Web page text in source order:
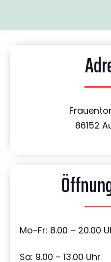
86152
Mo-Fr: 8.00 – 20.00
Sa: 9.00 – 13.00 Uhr